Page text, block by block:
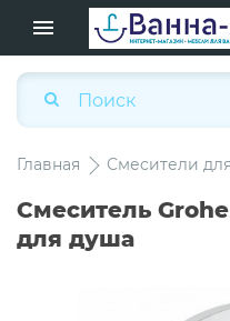
Главная Смесители
Смеситель
для душа